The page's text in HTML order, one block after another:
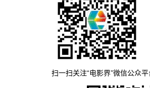
扫一扫关注“电影界”微信公众平